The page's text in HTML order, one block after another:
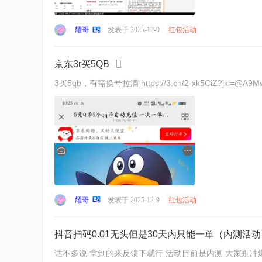
耀哥 发表于 2025-12-9 红包活动
京东3r买5QB
3买5qb，有需换号拉满 https://3.cn/2-
耀哥 发表于 2025-12-9 红包活动
抖音扫码0.01无头但是30天内只能一单（内测活动
话不多说 拿到的来反馈下就行 活动目前是内